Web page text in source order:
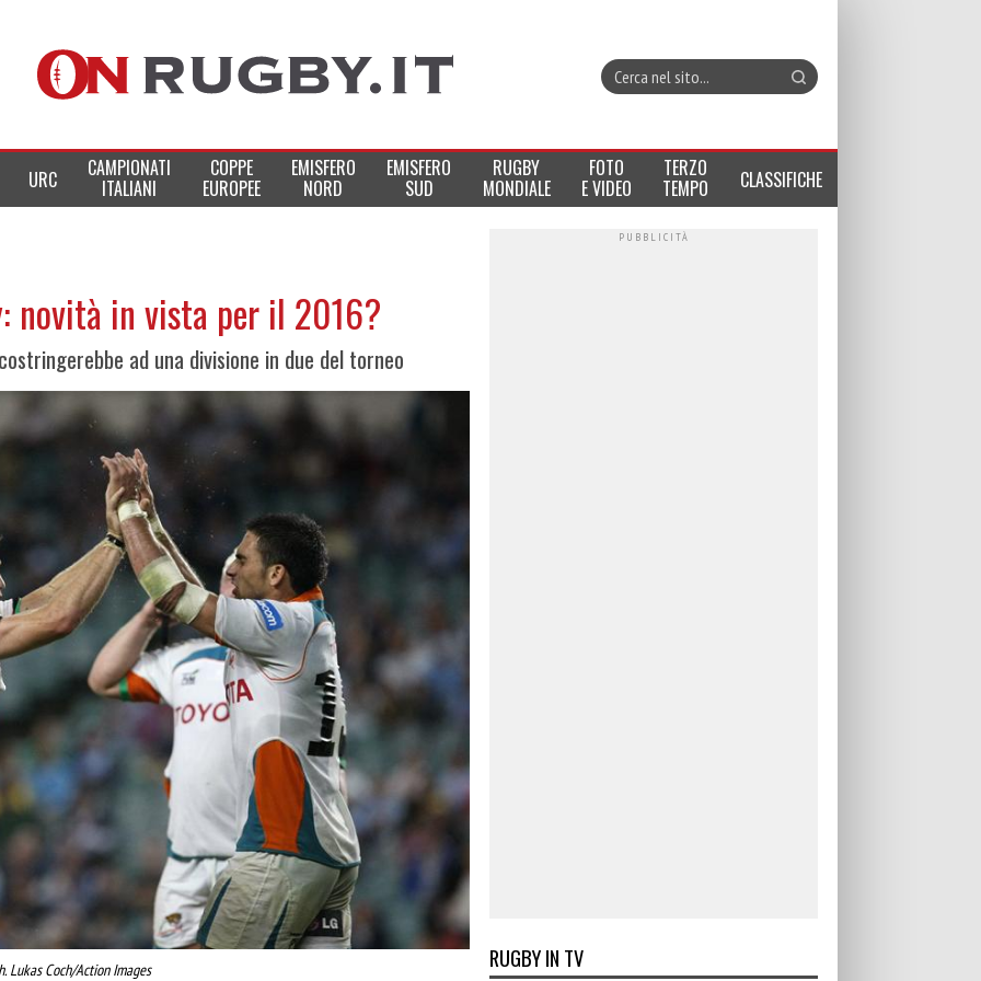
URC CAMPIONATI
ITALIANI
COPPE
EUROPEE
EMISFERO
NORD
EMISFERO
SUD
RUGBY
MONDIALE
FOTO
E VIDEO
TERZO
TEMPO CLASSIFICHE
novità in vista per il 2016?
ad una divisione in due del torneo
Lukas Coch/Action Images RUGBY IN TV